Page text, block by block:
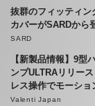
抜群のフィッティン
カバーがSARDから
SARD
【新製品情報】9型
ンプULTRAリリー
レス操作でモーショ
Valenti Japan